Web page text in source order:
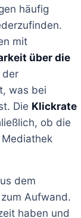
häufig
mit
über die
der
was bei
Die Klickrate
ob die
dem
Aufwand.
haben und